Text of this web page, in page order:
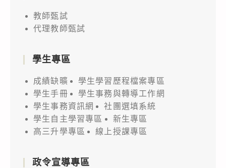
教師甄試
代理教師甄試
學生專區
成績缺曠
學生學習歷程檔案專區
學生手冊
學生事務與轉導工作網
學生事務資訊網
社團選填系統
學生自主學習專區
新生專區
高三升學專區
線上授課專區
政令宣導專區